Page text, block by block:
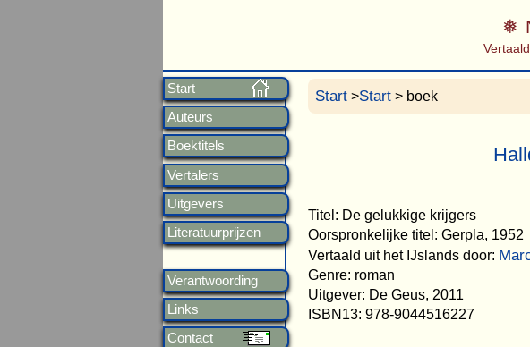
Start
Auteurs
Boektitels
Vertalers
Uitgevers
Literatuurprijzen
Verantwoording
Links
Contact
Start >Start > boek
Titel: De gelukkige krijgers
Oorspronkelijke titel: Gerpla, 1952
Vertaald uit het IJslands door:
Genre: roman
Uitgever: De Geus, 2011
ISBN13: 978-9044516227